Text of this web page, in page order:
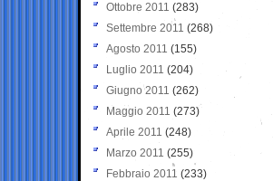
Ottobre 2011 (283)
Settembre 2011 (268)
Agosto 2011 (155)
Luglio 2011 (204)
Giugno 2011 (262)
Maggio 2011 (273)
Aprile 2011 (248)
Marzo 2011 (255)
Febbraio 2011 (233)